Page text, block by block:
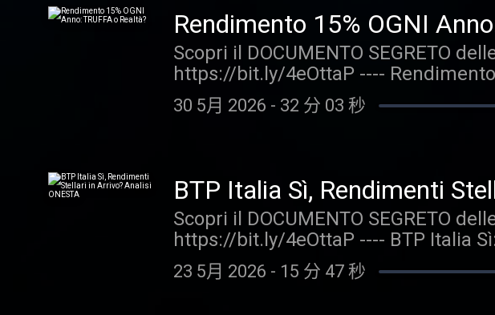
eventualmente intraprese dai
del podcast. +++ FINE DISCLAIMER
Affari Miei, ti guideremo nella scelta
—
investimenti in immobili Conclusioni
Attenzione! +++ "Storie, Storielle e
Miei in cui vengono letti i messaggi
storie sono reali ma anonimizzate
all'autore. Nel corso del podcast gli
con uno scopo divulgativo: quanto
intraprese dai fruitori dei contenuti a
FINE DISCLAIMER +++ Prenota
guideremo nella scelta delle
Rendimento 15% OGNI
Scopri il DOCUMENTO SEGRETO
https://bit.ly/4eOttaP ----
Ci è stato chiesto se è possibile
fare chiarezza e di isolare gli
rischio alto Il commento di F77
sul trading online Il commento di
diversi E' sbagliato investire tutto in
Attenzione! +++ "Storie, Storielle e
Miei in cui vengono letti i messaggi
storie sono reali ma anonimizzate
30 5月 2026 - 32 分 03 秒
BTP Italia Sì, Rendimenti
Scopri il DOCUMENTO SEGRETO
https://bit.ly/4eOttaP ---- BTP Italia
Vediamo insieme rendimenti, tassi e
titolo di Stato particolare. Conviene
23 5月 2026 - 15 分 47 秒